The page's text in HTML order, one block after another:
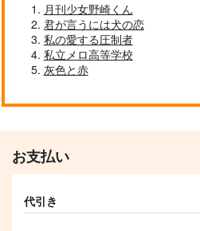
My Only Wish
月刊少女野崎くん
君が言うには犬の恋
私の愛する圧制者
私立メロ高等学校
灰色と赤
お支払い
代引き